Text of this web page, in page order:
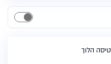
טיסה הלוך